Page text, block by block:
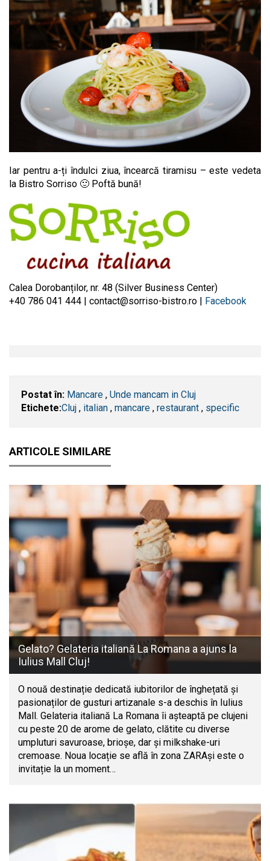
Iar pentru a-ți îndulci ziua, încearcă tiramisu – este vedeta
la Bistro Sorriso 🙂 Poftă bună!
Calea Dorobanților, nr. 48 (Silver Business Center)
+40 786 041 444 | contact@sorriso-bistro.ro | Facebook
Postat în: Mancare , Unde mancam in Cluj
Etichete:​Cluj , italian , mancare , restaurant , specific
ARTICOLE SIMILARE
Gelato? Gelateria italiană La Romana a ajuns la
Iulius Mall Cluj!
O nouă destinație dedicată iubitorilor de înghețată și
pasionaților de gusturi artizanale s-a deschis în Iulius
Mall. Gelateria italiană La Romana îi așteaptă pe clujeni
cu peste 20 de arome de gelato, clătite cu diverse
umpluturi savuroase, brioșe, dar și milkshake-uri
cremoase. Noua locație se află în zona ZARAși este o
invitație la un moment…